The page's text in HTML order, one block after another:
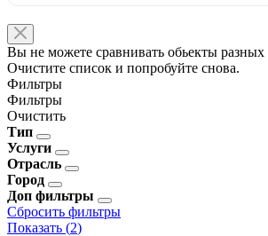
Вы не можете сравнивать обьекты разных
Очистите список и попробуйте снова.
Фильтры
Фильтры
Очистить
Тип
Услуги
Отрасль
Город
Доп фильтры
Сбросить фильтры
Показать (2)